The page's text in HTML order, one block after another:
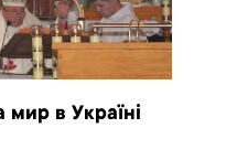
мир в Україні